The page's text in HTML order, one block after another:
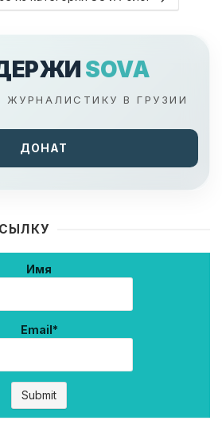
SOVA
В ГРУЗИИ
ДОНАТ
Имя
Email*